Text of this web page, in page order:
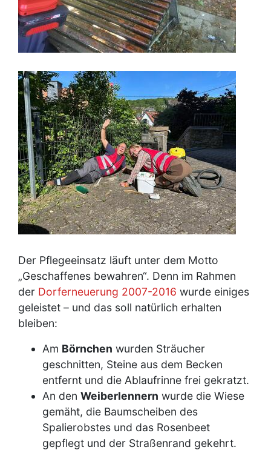
Image
Der Pflegeeinsatz läuft unter dem Motto
„Geschaffenes bewahren“. Denn im Rahmen
der Dorferneuerung 2007-2016 wurde einiges
geleistet – und das soll natürlich erhalten
bleiben:
Am Börnchen wurden Sträucher
geschnitten, Steine aus dem Becken
entfernt und die Ablaufrinne frei gekratzt.
An den Weiberlennern wurde die Wiese
gemäht, die Baumscheiben des
Spalierobstes und das Rosenbeet
gepflegt und der Straßenrand gekehrt.